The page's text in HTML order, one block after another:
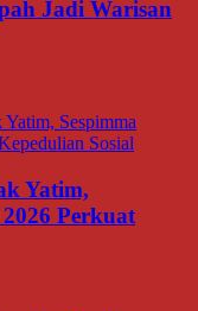
Jadi Warisan
Yatim,
Perkuat